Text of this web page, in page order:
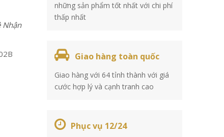
Nhận
những sản phẩm tốt nhất với chi phí
thấp nhất
Giao hàng toàn quốc
Giao hàng với 64 tỉnh thành với giá
cước hợp lý và cạnh tranh cao
Phục vụ 12/24